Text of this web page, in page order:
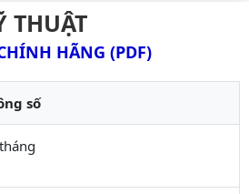
THUẬT
HÃNG (PDF)
số